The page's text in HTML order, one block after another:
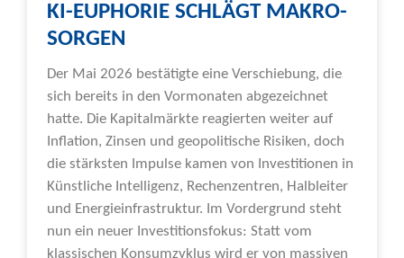
KI-EUPHORIE SCHLÄGT MAKRO-
SORGEN
Der Mai 2026 bestätigte eine Verschiebung, die
sich bereits in den Vormonaten abgezeichnet
hatte. Die Kapitalmärkte reagierten weiter auf
Inflation, Zinsen und geopolitische Risiken, doch
die stärksten Impulse kamen von Investitionen in
Künstliche Intelligenz, Rechenzentren, Halbleiter
und Energieinfrastruktur. Im Vordergrund steht
nun ein neuer Investitionsfokus: Statt vom
klassischen Konsumzyklus wird er von massiven